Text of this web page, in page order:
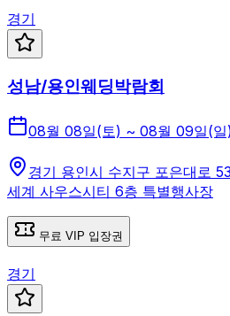
경기
성남/용인웨딩박람회
08월 08일(토) ~ 08월 09일(일
경기 용인시 수지구 포은대로
세계 사우스시티 6층 특별행사장
무료 VIP 입장권
경기